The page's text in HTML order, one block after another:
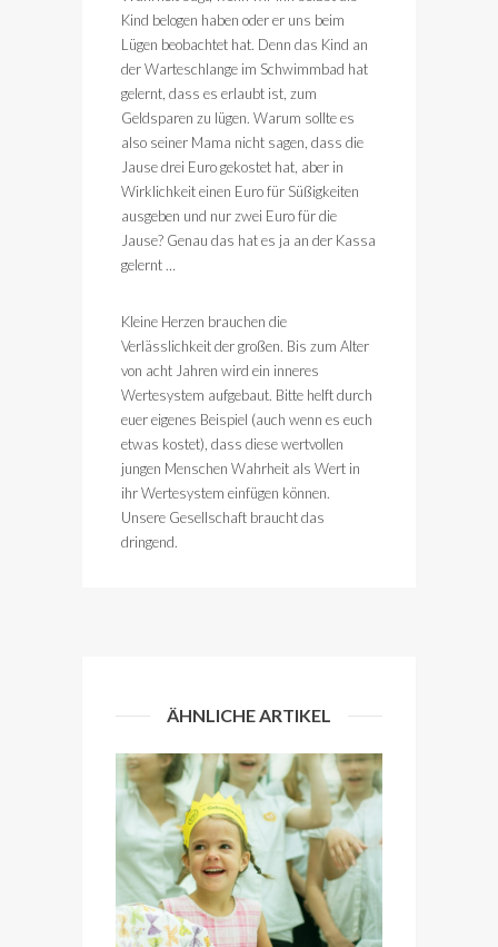
Kind belogen haben oder er uns beim
Lügen beobachtet hat. Denn das Kind an
der Warteschlange im Schwimmbad hat
gelernt, dass es erlaubt ist, zum
Geldsparen zu lügen. Warum sollte es
also seiner Mama nicht sagen, dass die
Jause drei Euro gekostet hat, aber in
Wirklichkeit einen Euro für Süßigkeiten
ausgeben und nur zwei Euro für die
Jause? Genau das hat es ja an der Kassa
gelernt …
Kleine Herzen brauchen die
Verlässlichkeit der großen. Bis zum Alter
von acht Jahren wird ein inneres
Wertesystem aufgebaut. Bitte helft durch
euer eigenes Beispiel (auch wenn es euch
etwas kostet), dass diese wertvollen
jungen Menschen Wahrheit als Wert in
ihr Wertesystem einfügen können.
Unsere Gesellschaft braucht das
dringend.
ÄHNLICHE ARTIKEL